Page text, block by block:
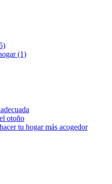
(1)
otoño
tu hogar más acogedor